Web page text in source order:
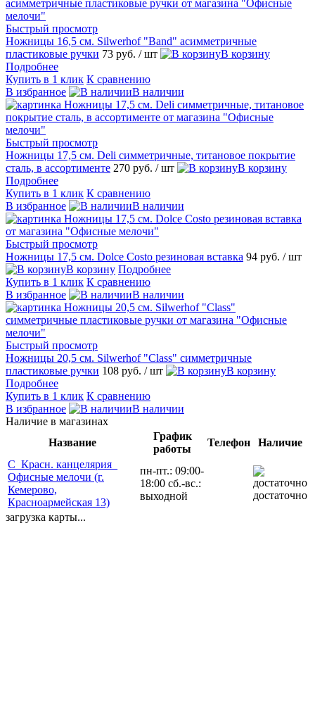
Быстрый просмотр
Ножницы 16,5 см. Silwerhof "Band" асимметричные
пластиковые ручки 73 руб. / шт
В корзину
Подробнее
Купить в 1 клик К сравнению
В избранное
В наличии
Быстрый просмотр
Ножницы 17,5 см. Deli симметричные, титановое покрытие
сталь, в ассортименте 270 руб. / шт
В корзину
Подробнее
Купить в 1 клик К сравнению
В избранное
В наличии
Быстрый просмотр
Ножницы 17,5 см. Dolce Costo резиновая вставка 94 руб. / шт
В корзину Подробнее
Купить в 1 клик К сравнению
В избранное
В наличии
Быстрый просмотр
Ножницы 20,5 см. Silwerhof "Class" симметричные
пластиковые ручки 108 руб. / шт
В корзину
Подробнее
Купить в 1 клик К сравнению
В избранное
В наличии
Наличие в магазинах
Название
График
работы
Телефон
Наличие
С_Красн. канцелярия_
Офисные мелочи (г.
Кемерово,
Красноармейская 13)
пн-пт.: 09:00-
18:00 сб.-вс.:
выходной
достаточно
загрузка карты...